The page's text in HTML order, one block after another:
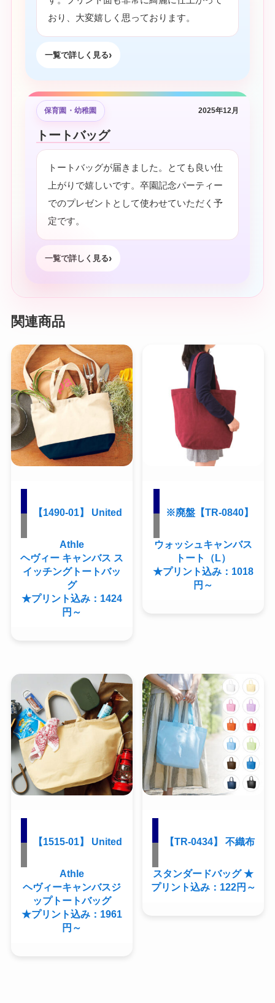
おり、大変嬉しく思っております。
一覧で詳しく見る
保育園・幼稚園 2025年12月
トートバッグ
トートバッグが届きました。とても良い仕
上がりで嬉しいです。卒園記念パーティー
でのプレゼントとして使わせていただく予
定です。
一覧で詳しく見る
関連商品
【1490-01】 United
Athle
ヘヴィー キャンバス ス
イッチングトートバッ
グ
★プリント込み：1424
円～
※廃盤【TR-0840】
ウォッシュキャンバス
トート（L）
★プリント込み：1018
円～
【1515-01】 United
Athle
ヘヴィーキャンバスジ
ップトートバッグ
★プリント込み：1961
円～
【TR-0434】 不織布
スタンダードバッグ ★
プリント込み：122円～